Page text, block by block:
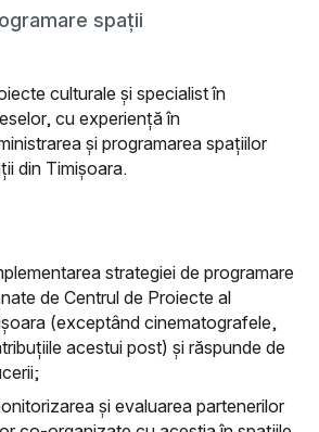
spații
culturale și specialist în
cu experiență în
și programarea spațiilor
din Timișoara.
strategiei de programare
de Centrul de Proiecte al
(exceptând cinematografele,
acestui post) și răspunde de
și evaluarea partenerilor